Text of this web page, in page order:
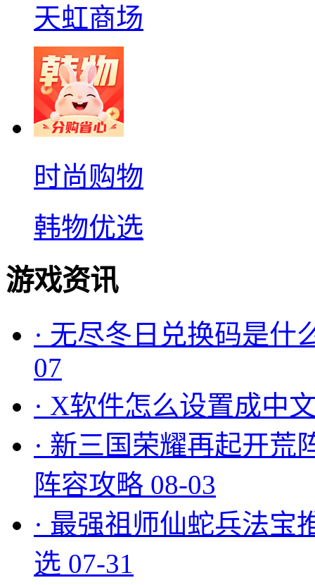
天虹商场
时尚购物
韩物优选
游戏资讯
· 无尽冬日兑换码是什
07
· X软件怎么设置成中
· 新三国荣耀再起开荒
阵容攻略 08-03
· 最强祖师仙蛇兵法宝
选 07-31